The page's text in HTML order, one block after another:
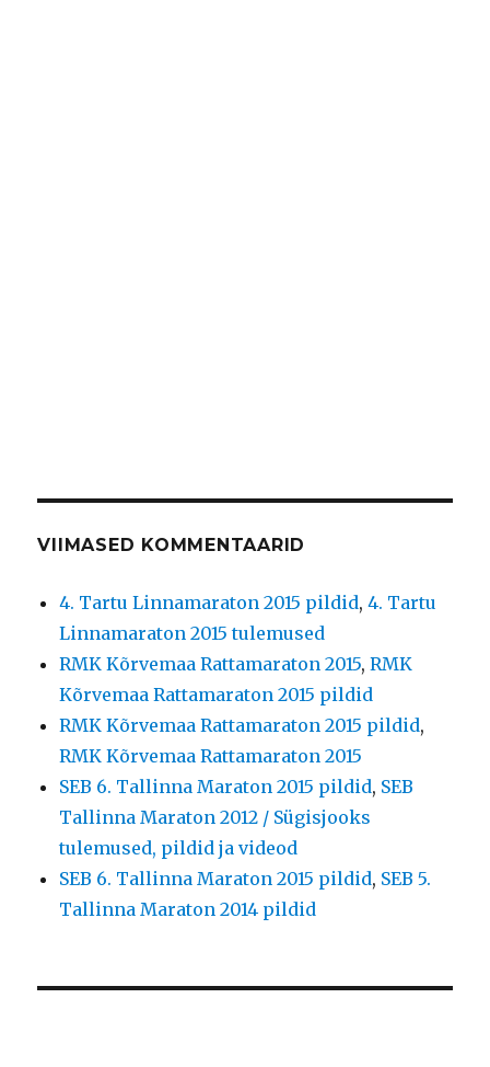
VIIMASED KOMMENTAARID
4. Tartu Linnamaraton 2015 pildid,4. Tartu
Linnamaraton 2015 tulemused
RMK Kõrvemaa Rattamaraton 2015,RMK
Kõrvemaa Rattamaraton 2015 pildid
RMK Kõrvemaa Rattamaraton 2015 pildid,
RMK Kõrvemaa Rattamaraton 2015
SEB 6. Tallinna Maraton 2015 pildid, SEB
Tallinna Maraton 2012 / Sügisjooks
tulemused, pildid ja videod
SEB 6. Tallinna Maraton 2015 pildid, SEB 5.
Tallinna Maraton 2014 pildid